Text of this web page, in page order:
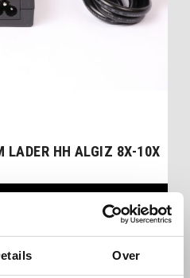
Over
LADER HH ALGIZ 8X-10X